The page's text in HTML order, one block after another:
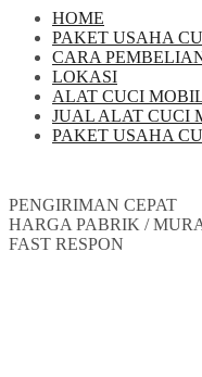
HOME
PAKET USAHA
CARA
LOKASI
ALAT CUCI
JUAL ALAT CUCI
PAKET USAHA
PENGIRIMAN CEPAT
HARGA PABRIK /
FAST RESPON